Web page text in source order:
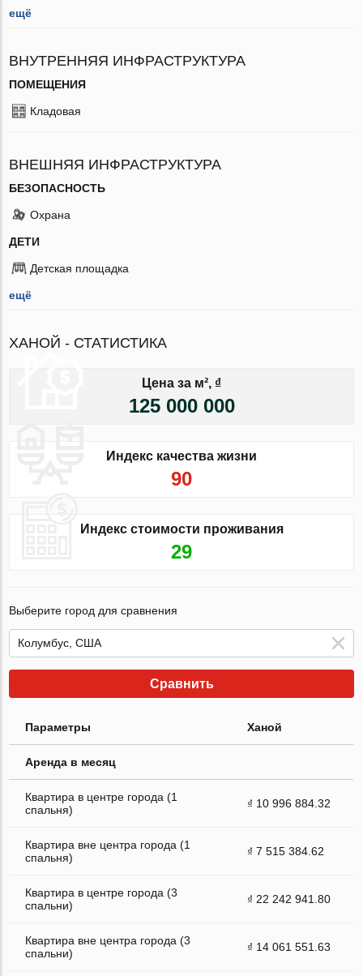
ещё
ВНУТРЕННЯЯ ИНФРАСТРУКТУРА
ПОМЕЩЕНИЯ
Кладовая
ВНЕШНЯЯ ИНФРАСТРУКТУРА
БЕЗОПАСНОСТЬ
Охрана
ДЕТИ
Детская площадка
ещё
ХАНОЙ - СТАТИСТИКА
Цена за м², ₫
125 000 000
Индекс качества жизни
90
Индекс стоимости проживания
29
Выберите город для сравнения
Сравнить
Параметры Ханой
Аренда в месяц
Квартира в центре города (1
спальня)
₫ 10 996 884.32
Квартира вне центра города (1
спальня)
₫ 7 515 384.62
Квартира в центре города (3
спальни)
₫ 22 242 941.80
Квартира вне центра города (3
спальни)
₫ 14 061 551.63